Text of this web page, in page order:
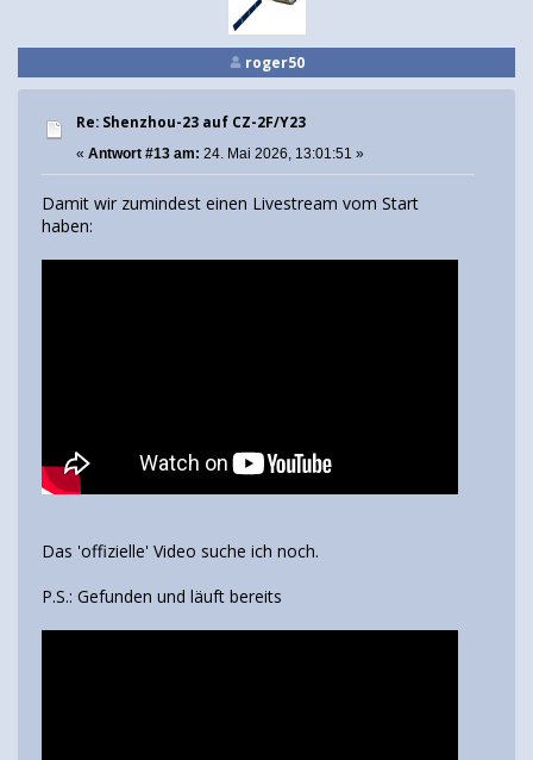
roger50
Re: Shenzhou-23 auf CZ-2F/Y23
« Antwort #13 am: 24. Mai 2026, 13:01:51 »
Damit wir zumindest einen Livestream vom Start
haben:
Das 'offizielle' Video suche ich noch.
P.S.: Gefunden und läuft bereits